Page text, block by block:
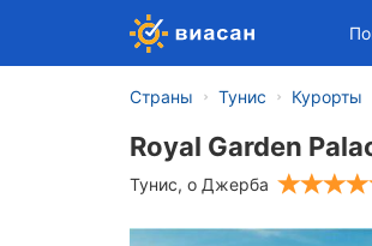
Страны Тунис Курорты
Royal Garden
Тунис, о Джерба